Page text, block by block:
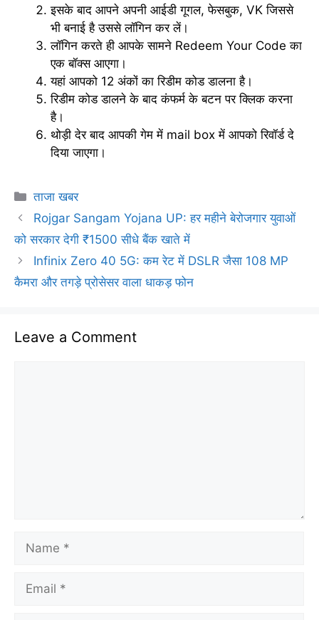
इसके बाद आपने अपनी आईडी गूगल, फेसबुक, VK जिससे
भी बनाई है उससे लॉगिन कर लें।
लॉगिन करते ही आपके सामने Redeem Your Code का
एक बॉक्स आएगा।
यहां आपको 12 अंकों का रिडीम कोड डालना है।
रिडीम कोड डालने के बाद कंफर्म के बटन पर क्लिक करना
है।
थोड़ी देर बाद आपकी गेम में mail box में आपको रिवॉर्ड दे
दिया जाएगा।
Categories
ताजा खबर
Rojgar Sangam Yojana UP: हर महीने बेरोजगार युवाओं
को सरकार देगी ₹1500 सीधे बैंक खाते में
Infinix Zero 40 5G: कम रेट में DSLR जैसा 108 MP
कैमरा और तगड़े प्रोसेसर वाला धाकड़ फोन
Leave a Comment
Name
Email